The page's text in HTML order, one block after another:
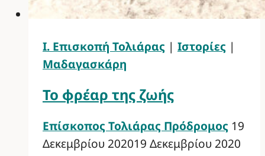
Ι. Επισκοπή Τολιάρας | Ιστορίες |
Μαδαγασκάρη
Το φρέαρ της ζωής
Επίσκοπος Τολιάρας Πρόδρομος 19
Δεκεμβρίου 202019 Δεκεμβρίου 2020